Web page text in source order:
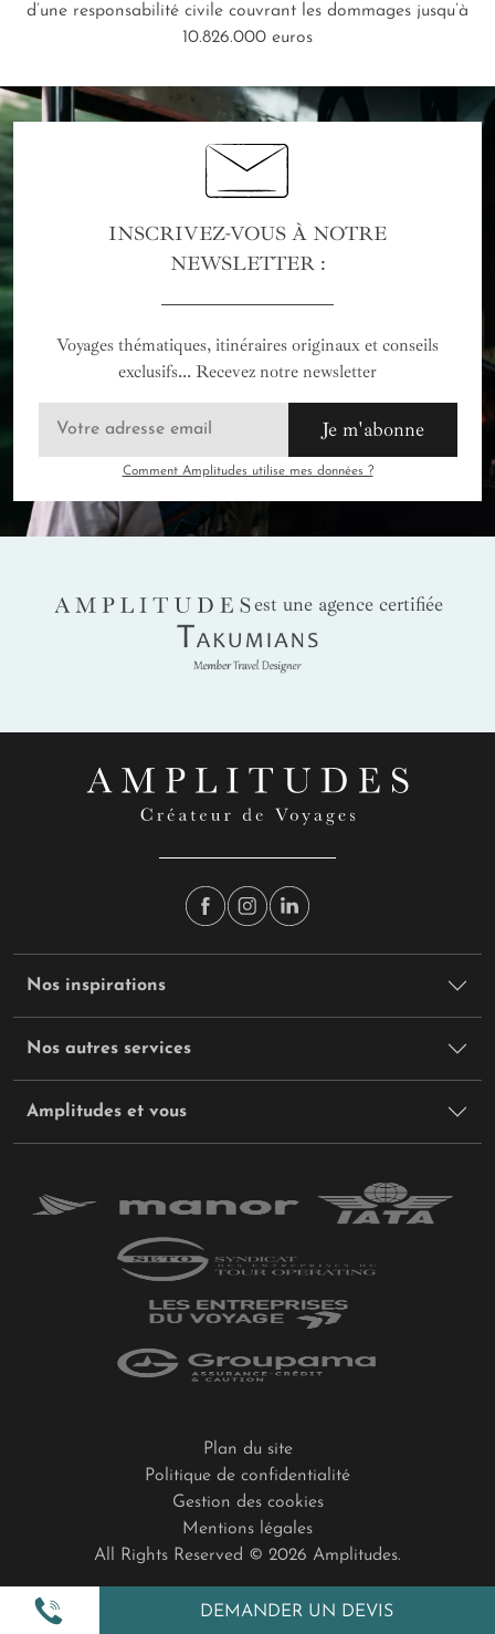
DEMANDER UN DEVIS
d’une responsabilité civile couvrant les dommages jusqu’à
10.826.000 euros
INSCRIVEZ-VOUS À NOTRE
NEWSLETTER :
Voyages thématiques, itinéraires originaux et conseils
exclusifs... Recevez notre newsletter
Je m'abonne
Comment Amplitudes utilise mes données ?
AMPLITUDES
est une agence certifiée
Takumians
Nos inspirations
Nos autres services
Amplitudes et vous
Plan du site
Politique de confidentialité
Gestion des cookies
Mentions légales
All Rights Reserved © 2026 Amplitudes.